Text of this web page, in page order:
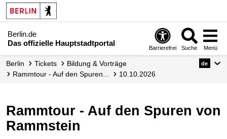
Berlin.de
Das offizielle Hauptstadtportal
Barrierefrei Suche Menü
Berlin Tickets
Bildung & Vorträge
Rammtour - Auf den Spuren...
10.10.2026
de
Rammtour - Auf den Spuren von
Rammstein